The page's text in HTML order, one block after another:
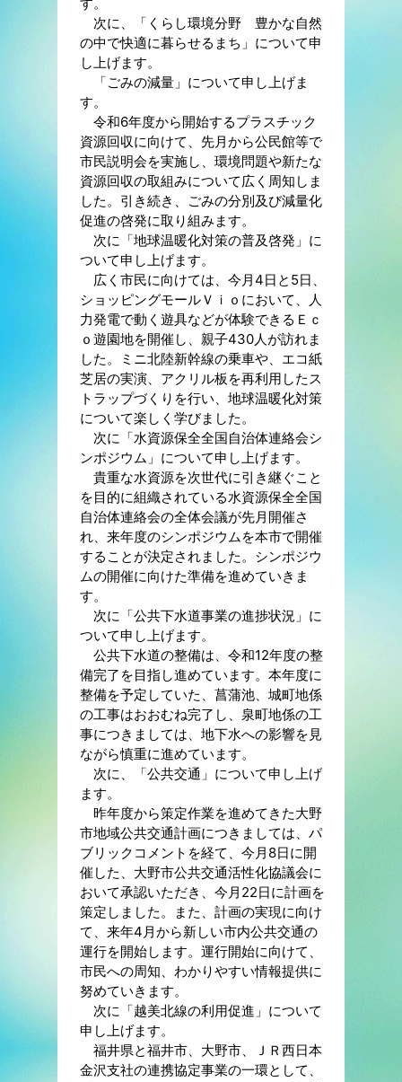
次に、「くらし環境分野 豊かな自然
の中で快適に暮らせるまち」について申
し上げます。
「ごみの減量」について申し上げま
す。
令和6年度から開始するプラスチック
資源回収に向けて、先月から公民館等で
市民説明会を実施し、環境問題や新たな
資源回収の取組みについて広く周知しま
した。引き続き、ごみの分別及び減量化
促進の啓発に取り組みます。
次に「地球温暖化対策の普及啓発」に
ついて申し上げます。
広く市民に向けては、今月4日と5日、
ショッピングモールＶｉｏにおいて、人
力発電で動く遊具などが体験できるＥｃ
ｏ遊園地を開催し、親子430人が訪れま
した。ミニ北陸新幹線の乗車や、エコ紙
芝居の実演、アクリル板を再利用したス
トラップづくりを行い、地球温暖化対策
について楽しく学びました。
次に「水資源保全全国自治体連絡会シ
ンポジウム」について申し上げます。
貴重な水資源を次世代に引き継ぐこと
を目的に組織されている水資源保全全国
自治体連絡会の全体会議が先月開催さ
れ、来年度のシンポジウムを本市で開催
することが決定されました。シンポジウ
ムの開催に向けた準備を進めていきま
す。
次に「公共下水道事業の進捗状況」に
ついて申し上げます。
公共下水道の整備は、令和12年度の整
備完了を目指し進めています。本年度に
整備を予定していた、菖蒲池、城町地係
の工事はおおむね完了し、泉町地係の工
事につきましては、地下水への影響を見
ながら慎重に進めています。
次に、「公共交通」について申し上げ
ます。
昨年度から策定作業を進めてきた大野
市地域公共交通計画につきましては、パ
ブリックコメントを経て、今月8日に開
催した、大野市公共交通活性化協議会に
おいて承認いただき、今月22日に計画を
策定しました。また、計画の実現に向け
て、来年4月から新しい市内公共交通の
運行を開始します。運行開始に向けて、
市民への周知、わかりやすい情報提供に
努めていきます。
次に「越美北線の利用促進」について
申し上げます。
福井県と福井市、大野市、ＪＲ西日本
金沢支社の連携協定事業の一環として、